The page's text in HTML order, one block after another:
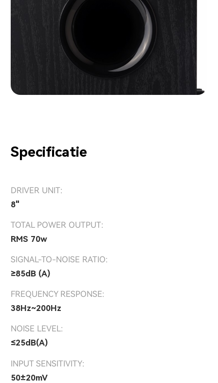
Specificatie
DRIVER UNIT:
8"
TOTAL POWER OUTPUT:
RMS 70w
SIGNAL-TO-NOISE RATIO:
≥85dB (A)
FREQUENCY RESPONSE:
38Hz~200Hz
NOISE LEVEL:
≤25dB(A)
INPUT SENSITIVITY:
50±20mV